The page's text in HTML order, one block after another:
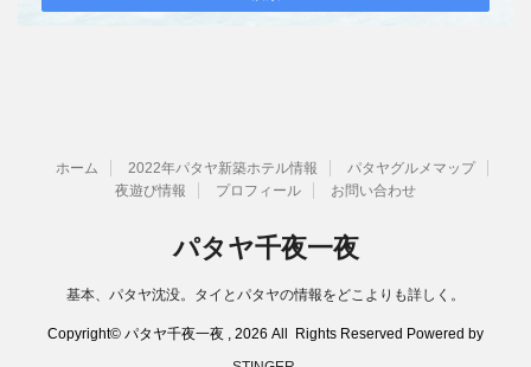
ホーム 2022年パタヤ新築ホテル情報
パタヤグルメマップ
夜遊び情報
プロフィール お問い合わせ
パタヤ千夜一夜
基本、パタヤ沈没。タイとパタヤの情報をどこよりも詳しく。
Copyright© パタヤ千夜一夜 , 2026 All Rights Reserved Powered by